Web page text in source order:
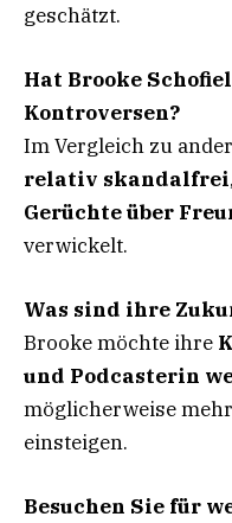
geschätzt.
Hat Brooke
Kontroversen?
Im Vergleich zu
relativ skandalfrei
Gerüchte über
verwickelt.
Was sind ihre
Brooke möchte ihre
und Podcasterin
möglicherweise
einsteigen.
Besuchen Sie für